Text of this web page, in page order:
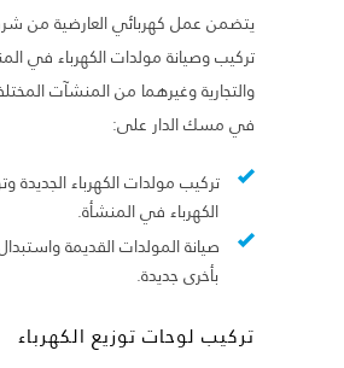
يتضمن عمل كهربائي العارضية من
تركيب وصيانة مولدات الكهرباء في
والتجارية وغيرهما من المنشآت
في مسك الدار على:
تركيب مولدات الكهرباء الجديدة
الكهرباء في المنشأة.
صيانة المولدات القديمة
بأخرى جديدة.
تركيب لوحات توزيع الكهرباء